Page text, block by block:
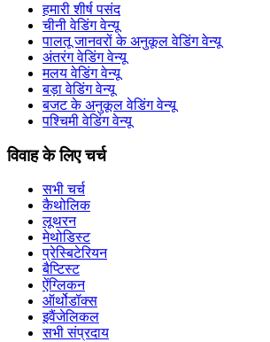
हमारी शीर्ष पसंद
चीनी वेडिंग वेन्यू
पालतू जानवरों के अनुकूल वेडिंग वेन्यू
अंतरंग वेडिंग वेन्यू
मलय वेडिंग वेन्यू
बड़ा वेडिंग वेन्यू
बजट के अनुकूल वेडिंग वेन्यू
पश्चिमी वेडिंग वेन्यू
विवाह के लिए चर्च
सभी चर्च
कैथोलिक
लूथरन
मेथोडिस्ट
प्रेस्बिटेरियन
बैप्टिस्ट
ऐंग्लिकन
ऑर्थोडॉक्स
इवैंजेलिकल
सभी संप्रदाय